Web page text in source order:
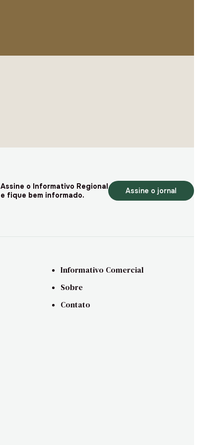
Assine o Informativo Regional
e fique bem informado.
Assine o jornal
Informativo Comercial
Sobre
Contato